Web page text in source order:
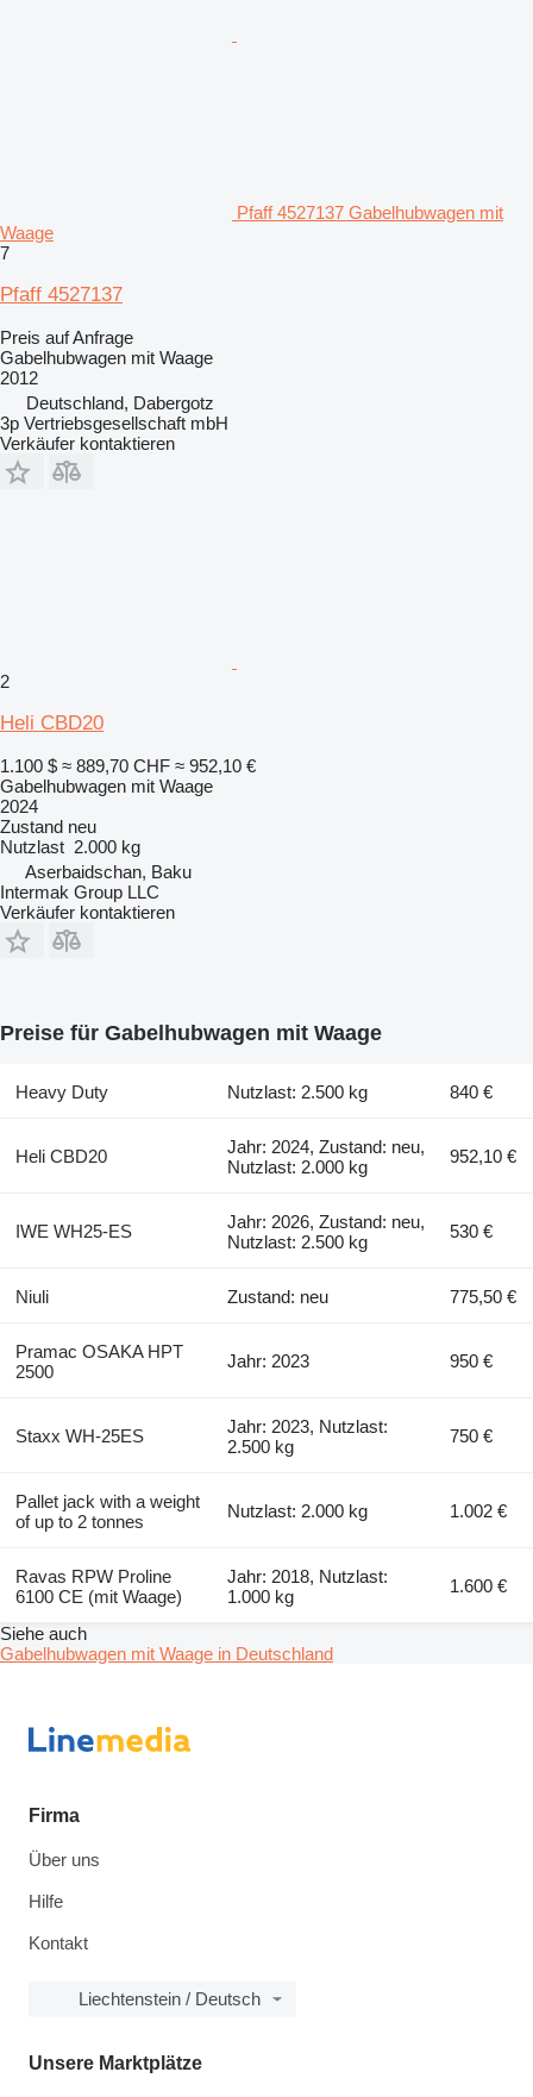
Pfaff 4527137 Gabelhubwagen mit
Waage
7
Pfaff 4527137
Preis auf Anfrage
Gabelhubwagen mit Waage
2012
Deutschland, Dabergotz
3p Vertriebsgesellschaft mbH
Verkäufer kontaktieren
2
Heli CBD20
1.100 $ ≈ 889,70 CHF ≈ 952,10 €
Gabelhubwagen mit Waage
2024
Zustand neu
Nutzlast 2.000 kg
Aserbaidschan, Baku
Intermak Group LLC
Verkäufer kontaktieren
Preise für Gabelhubwagen mit Waage
Heavy Duty Nutzlast: 2.500 kg 840 €
Heli CBD20
Jahr: 2024, Zustand: neu,
Nutzlast: 2.000 kg
952,10 €
IWE WH25-ES
Jahr: 2026, Zustand: neu,
Nutzlast: 2.500 kg
530 €
Niuli Zustand: neu 775,50 €
Pramac OSAKA HPT
2500
Jahr: 2023 950 €
Staxx WH-25ES
Jahr: 2023, Nutzlast:
2.500 kg
750 €
Pallet jack with a weight
of up to 2 tonnes
Nutzlast: 2.000 kg 1.002 €
Ravas RPW Proline
6100 CE (mit Waage)
Jahr: 2018, Nutzlast:
1.000 kg
1.600 €
Siehe auch
Gabelhubwagen mit Waage in Deutschland
Firma
Über uns
Hilfe
Kontakt
Liechtenstein / Deutsch
Unsere Marktplätze